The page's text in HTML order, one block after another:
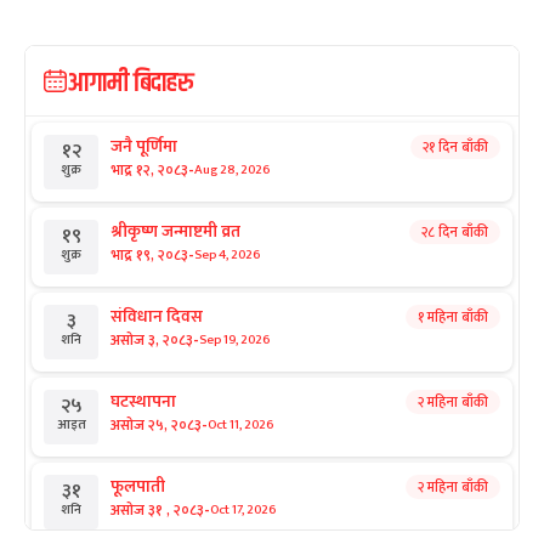
आगामी बिदाहरु
१२
शुक्र
जनै पूर्णिमा
भाद्र १२, २०८३-Aug 28, 2026
२१ दिन बाँकी
१९
शुक्र
श्रीकृष्ण जन्माष्टमी व्रत
भाद्र १९, २०८३-Sep 4, 2026
२८ दिन बाँकी
३
शनि
संविधान दिवस
असोज ३, २०८३-Sep 19, 2026
१ महिना बाँकी
२५
आइत
घटस्थापना
असोज २५, २०८३-Oct 11, 2026
२ महिना बाँकी
३१
शनि
फूलपाती
असोज ३१ , २०८३-Oct 17, 2026
२ महिना बाँकी